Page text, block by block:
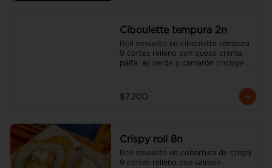
Ciboulette tempura 2n
Roll envuelto en ciboulette tempura
9 cortes relleno con queso crema,
palta, ají verde y camarón (incluye
$7.200
Crispy roll 8n
Roll envuelto en cobertura de crispy
9 cortes relleno con salmón